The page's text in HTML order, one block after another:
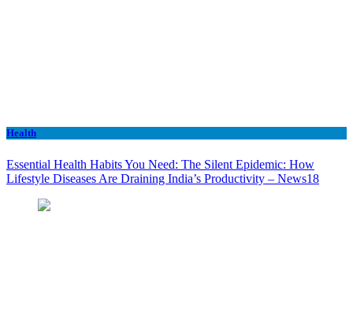
Health
Essential Health Habits You Need: The Silent Epidemic: How
Lifestyle Diseases Are Draining India’s Productivity – News18